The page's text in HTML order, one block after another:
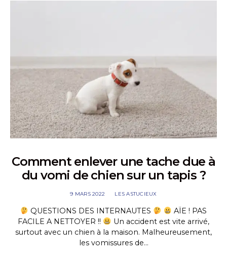
Comment enlever une tache due à
du vomi de chien sur un tapis ?
9 MARS 2022 LES ASTUCIEUX
QUESTIONS DES INTERNAUTES
AÏE ! PAS
FACILE A NETTOYER !!
Un accident est vite arrivé,
surtout avec un chien à la maison. Malheureusement,
les vomissures de…